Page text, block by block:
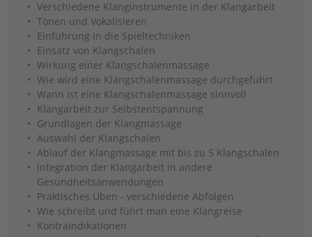
Verschiedene Klanginstrumente in der Klangarbeit
Tönen und Vokalisieren
Einführung in die Spieltechniken
Einsatz von Klangschalen
Wirkung einer Klangschalenmassage
Wie wird eine Klangschalenmassage durchgeführt
Wann ist eine Klangschalenmassage sinnvoll
Klangarbeit zur Selbstentspannung
Grundlagen der Klangmassage
Auswahl der Klangschalen
Ablauf der Klangmassage mit bis zu 5 Klangschalen
Integration der Klangarbeit in andere
Gesundheitsanwendungen
Praktisches Üben - verschiedene Abfolgen
Wie schreibt und führt man eine Klangreise
Kontraindikationen